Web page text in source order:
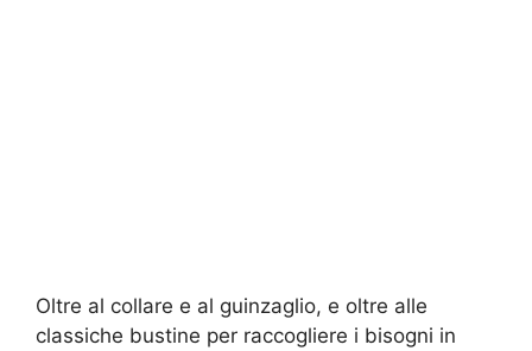
Oltre al collare e al guinzaglio, e oltre alle
classiche bustine per raccogliere i bisogni in